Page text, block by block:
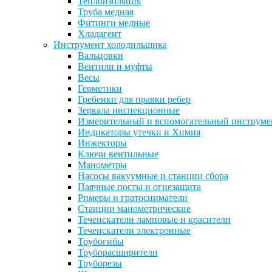
Труба медная
Фитинги медные
Хладагент
Инструмент холодильщика
Вальцовки
Вентили и муфты
Весы
Герметики
Гребенки для правки ребер
Зеркала инспекционные
Измерительный и вспомогательный
Индикаторы утечки и Химия
Инжекторы
Ключи вентильные
Манометры
Насосы вакуумные и станции сбора
Паячные посты и огнезащита
Римеры и гратосниматели
Станции манометрические
Течеискатели ламповые и красители
Течеискатели электронные
Трубогибы
Труборасширители
Труборезы